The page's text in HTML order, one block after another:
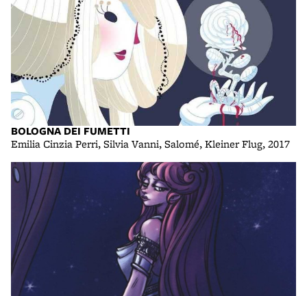
BOLOGNA DEI FUMETTI
Emilia Cinzia Perri, Silvia Vanni, Salomé, Kleiner Flug, 2017